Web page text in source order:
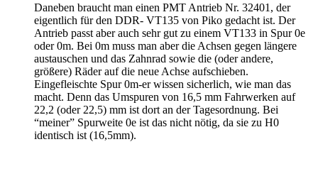
Daneben braucht man einen PMT Antrieb Nr. 32401, der
eigentlich für den DDR- VT135 von Piko gedacht ist. Der
Antrieb passt aber auch sehr gut zu einem VT133 in Spur 0e
oder 0m. Bei 0m muss man aber die Achsen gegen längere
austauschen und das Zahnrad sowie die (oder andere,
größere) Räder auf die neue Achse aufschieben.
Eingefleischte Spur 0m-er wissen sicherlich, wie man das
macht. Denn das Umspuren von 16,5 mm Fahrwerken auf
22,2 (oder 22,5) mm ist dort an der Tagesordnung. Bei
“meiner” Spurweite 0e ist das nicht nötig, da sie zu H0
identisch ist (16,5mm).